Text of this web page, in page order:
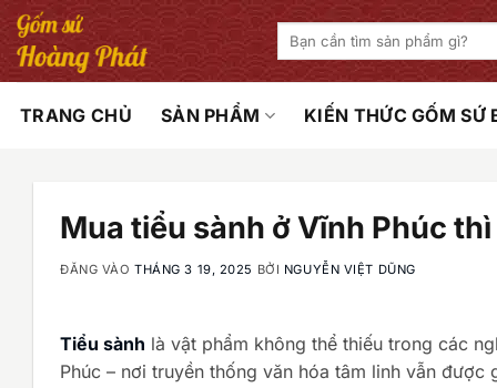
Bỏ
qua
nội
Tìm
kiếm:
TRANG CHỦ SẢN PHẨM KIẾN THỨC GỐM SỨ
Mua tiểu sành ở Vĩnh Phúc
ĐĂNG VÀOTHÁNG 3 19, 2025 BỞI NGUYỄN VIỆT DŨNG
Tiểu sành là vật phẩm không thể thiếu trong các
Phúc – nơi truyền thống văn hóa tâm linh vẫn